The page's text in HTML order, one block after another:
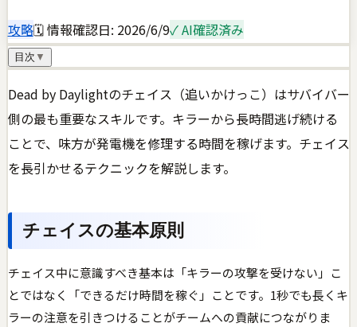
攻略🗓 情報確認日: 2026/6/9✓ AI確認済み
目次 ▼
Dead by Daylightのチェイス（追いかけっこ）はサバイバー
側の最も重要なスキルです。キラーから長時間逃げ続ける
ことで、味方が発電機を修理する時間を稼げます。チェイス
を長引かせるテクニックを解説します。
チェイスの基本原則
チェイス中に意識すべき基本は「キラーの攻撃を受けない」こ
とではなく「できるだけ時間を稼ぐ」ことです。1秒でも長くキ
ラーの注意を引きつけることがチームへの貢献につながりま